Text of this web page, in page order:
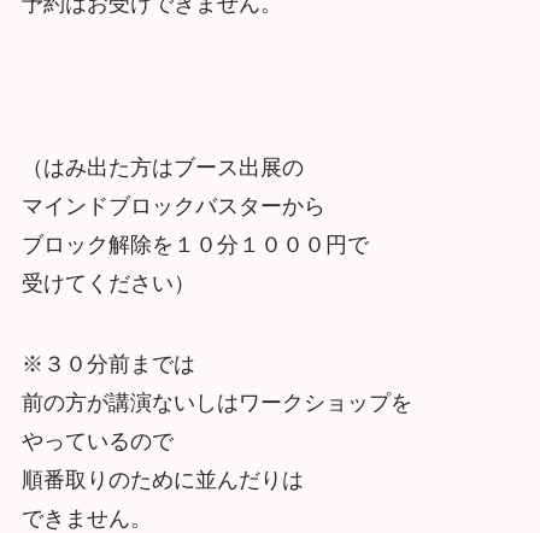
（はみ出た方はブース出展の
マインドブロックバスターから
ブロック解除を１０分１０００円で
受けてください）
※３０分前までは
前の方が講演ないしはワークショップを
やっているので
順番取りのために並んだりは
できません。